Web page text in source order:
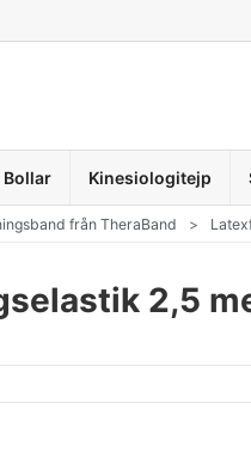
Bollar Kinesiologitejp
från TheraBand
2,5